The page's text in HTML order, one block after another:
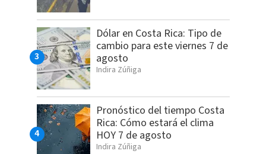
Dólar en Costa Rica: Tipo de
cambio para este viernes 7 de
agosto
Indira Zúñiga
Pronóstico del tiempo Costa
Rica: Cómo estará el clima
HOY 7 de agosto
Indira Zúñiga